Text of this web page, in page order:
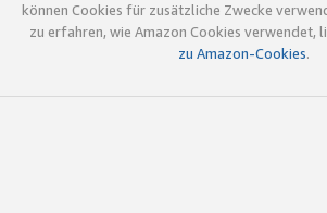
können Cookies für zusätzliche Zwecke
zu erfahren, wie Amazon Cookies verwendet,
zu Amazon-Cookies.